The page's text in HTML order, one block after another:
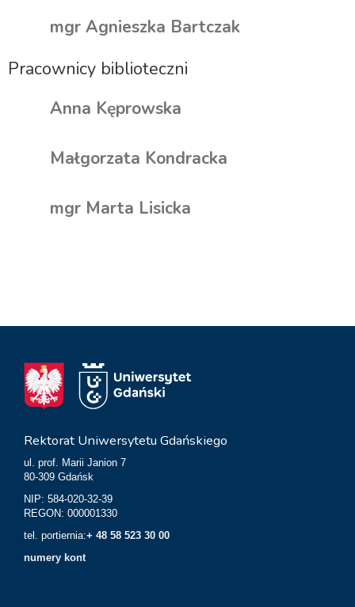
mgr Agnieszka Bartczak
Pracownicy biblioteczni
Anna Kęprowska
Małgorzata Kondracka
mgr Marta Lisicka
Rektorat Uniwersytetu Gdańskiego
ul. prof. Marii Janion 7
80-309 Gdańsk
NIP: 584-020-32-39
REGON: 000001330
tel. portiernia:+ 48 58 523 30 00
numery kont